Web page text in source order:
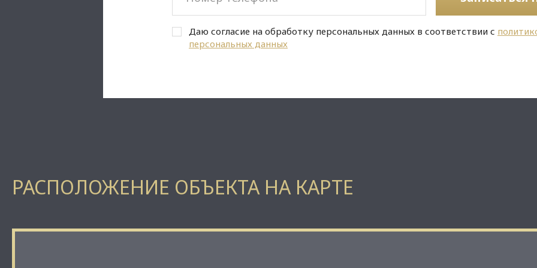
Даю согласие на обработку персональных данных в соответствии с
персональных данных
РАСПОЛОЖЕНИЕ ОБЪЕКТА НА КАРТЕ